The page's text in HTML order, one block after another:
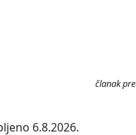
članak
6.8.2026.